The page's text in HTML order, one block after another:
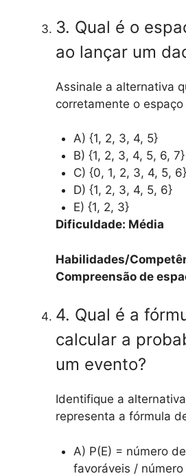
3. Qual é o
ao lançar um
Assinale a alternativa
corretamente o
A) {1, 2, 3, 4, 5}
B) {1, 2, 3, 4, 5, 6, 7}
C) {0, 1, 2, 3, 4, 5, 6}
D) {1, 2, 3, 4, 5, 6}
E) {1, 2, 3}
Dificuldade: Média
Habilidades/
Compreensão de
4. Qual é a
calcular a
um evento?
Identifique a
representa a fórmula
A) P(E) = número
favoráveis /